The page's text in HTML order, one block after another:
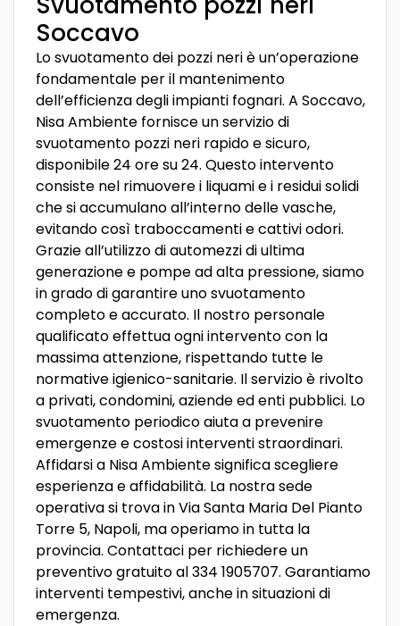
Soccavo
Lo svuotamento dei pozzi neri è un’operazione
fondamentale per il mantenimento
dell’efficienza degli impianti fognari. A Soccavo,
Nisa Ambiente fornisce un servizio di
svuotamento pozzi neri rapido e sicuro,
disponibile 24 ore su 24. Questo intervento
consiste nel rimuovere i liquami e i residui solidi
che si accumulano all’interno delle vasche,
evitando così traboccamenti e cattivi odori.
Grazie all’utilizzo di automezzi di ultima
generazione e pompe ad alta pressione, siamo
in grado di garantire uno svuotamento
completo e accurato. Il nostro personale
qualificato effettua ogni intervento con la
massima attenzione, rispettando tutte le
normative igienico-sanitarie. Il servizio è rivolto
a privati, condomini, aziende ed enti pubblici. Lo
svuotamento periodico aiuta a prevenire
emergenze e costosi interventi straordinari.
Affidarsi a Nisa Ambiente significa scegliere
esperienza e affidabilità. La nostra sede
operativa si trova in Via Santa Maria Del Pianto
Torre 5, Napoli, ma operiamo in tutta la
provincia. Contattaci per richiedere un
preventivo gratuito al 334 1905707. Garantiamo
interventi tempestivi, anche in situazioni di
emergenza.